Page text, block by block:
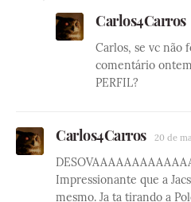
Carlos4Carros
Carlos, se vc não
comentário
PERFIL?
Carlos4Carros 20 de
Impressionante que a
mesmo. Ja ta tirando a